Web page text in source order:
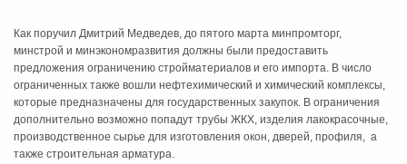
Как поручил Дмитрий Медведев, до пятого марта минпромторг,
минстрой и минэкономразвития должны были предоставить
предложения ограничению стройматериалов и его импорта. В число
ограниченных также вошли нефтехимический и химический комплексы,
которые предназначены для государственных закупок. В ограничения
дополнительно возможно попадут трубы ЖКХ, изделия лакокрасочные,
производственное сырье для изготовления окон, дверей, профиля, а
также строительная арматура.